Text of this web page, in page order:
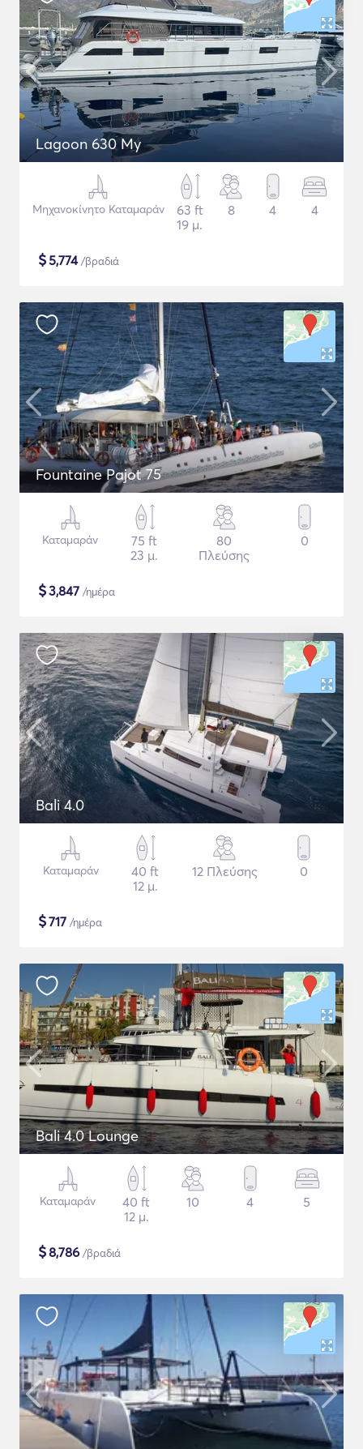
Lagoon 630 My
Μηχανοκίνητο Καταμαράν
63 ft
19 μ.
8 4 4
$5,774/βραδιά
Fountaine Pajot 75
Καταμαράν
75 ft
23 μ.
80
Πλεύσης
0
$3,847 /ημέρα
Bali 4.0
Καταμαράν
40 ft
12 μ.
12 Πλεύσης 0
$717 /ημέρα
Bali 4.0 Lounge
Καταμαράν
40 ft
12 μ.
10 4 5
$8,786 /βραδιά